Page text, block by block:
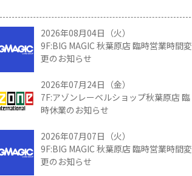
2026年08月04日（火）
9F:BIG MAGIC 秋葉原店 臨時営業時間変
更のお知らせ
2026年07月24日（金）
7F:アゾンレーベルショップ秋葉原店 臨
時休業のお知らせ
2026年07月07日（火）
9F:BIG MAGIC 秋葉原店 臨時営業時間変
更のお知らせ